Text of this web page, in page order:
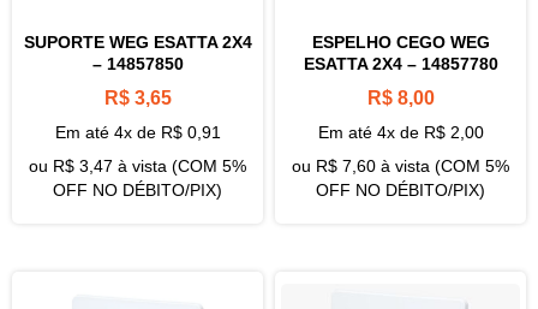
SUPORTE WEG ESATTA 2X4
– 14857850
R$3,65
Em até 4x de R$0,91
ou R$ 3,47 à vista (COM 5%
OFF NO DÉBITO/PIX)
ESPELHO CEGO WEG
ESATTA 2X4 – 14857780
R$8,00
Em até 4x de R$2,00
ou R$ 7,60 à vista (COM 5%
OFF NO DÉBITO/PIX)